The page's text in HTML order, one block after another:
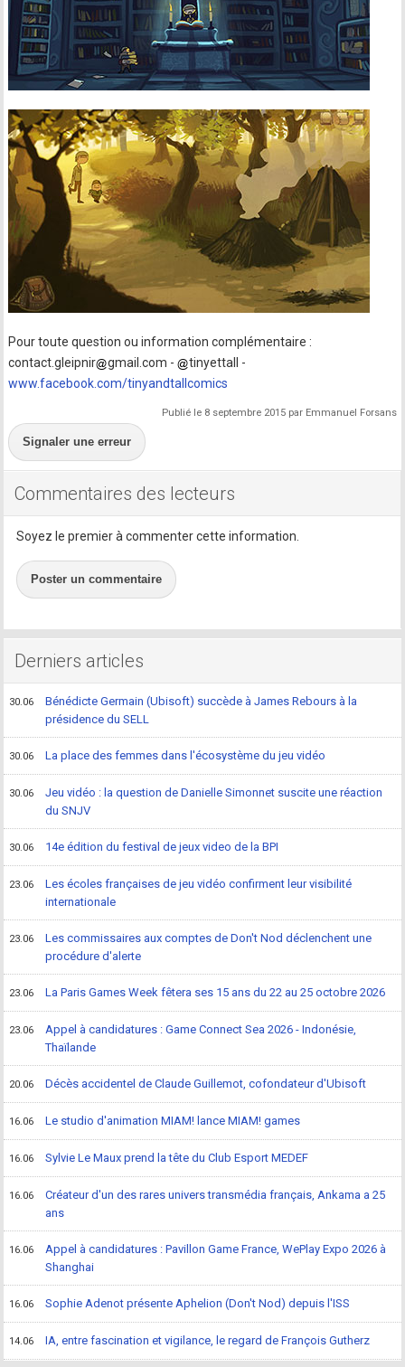
Pour toute question ou information complémentaire :
contact.gleipnir
gmail.com -
tinyettall -
www.facebook.com/tinyandtallcomics
Publié le 8 septembre 2015 par Emmanuel Forsans
Signaler une erreur
Commentaires des lecteurs
Soyez le premier à commenter cette information.
Poster un commentaire
Derniers articles
30.06
Bénédicte Germain (Ubisoft) succède à James Rebours à la
présidence du SELL
30.06 La place des femmes dans l'écosystème du jeu vidéo
30.06
Jeu vidéo : la question de Danielle Simonnet suscite une réaction
du SNJV
30.06 14e édition du festival de jeux video de la BPI
23.06
Les écoles françaises de jeu vidéo confirment leur visibilité
internationale
23.06
Les commissaires aux comptes de Don't Nod déclenchent une
procédure d'alerte
23.06 La Paris Games Week fêtera ses 15 ans du 22 au 25 octobre 2026
23.06
Appel à candidatures : Game Connect Sea 2026 - Indonésie,
Thaïlande
20.06 Décès accidentel de Claude Guillemot, cofondateur d'Ubisoft
16.06 Le studio d'animation MIAM! lance MIAM! games
16.06 Sylvie Le Maux prend la tête du Club Esport MEDEF
16.06
Créateur d'un des rares univers transmédia français, Ankama a 25
ans
16.06
Appel à candidatures : Pavillon Game France, WePlay Expo 2026 à
Shanghai
16.06 Sophie Adenot présente Aphelion (Don't Nod) depuis l'ISS
14.06 IA, entre fascination et vigilance, le regard de François Gutherz